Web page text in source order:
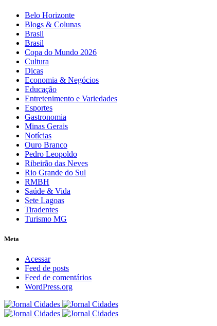
Belo Horizonte
Blogs & Colunas
Brasil
Brasil
Copa do Mundo 2026
Cultura
Dicas
Economia & Negócios
Educação
Entretenimento e Variedades
Esportes
Gastronomia
Minas Gerais
Notícias
Ouro Branco
Pedro Leopoldo
Ribeirão das Neves
Rio Grande do Sul
RMBH
Saúde & Vida
Sete Lagoas
Tiradentes
Turismo MG
Meta
Acessar
Feed de posts
Feed de comentários
WordPress.org